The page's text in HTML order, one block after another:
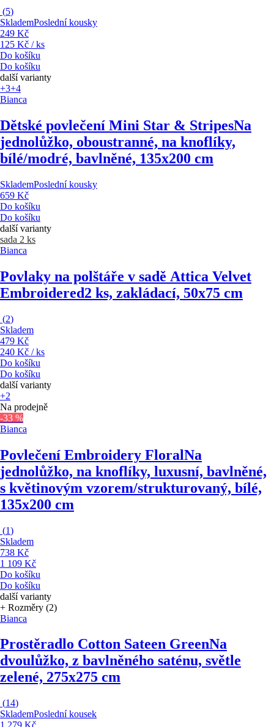
(5)
SklademPoslední kousky
249 Kč
125 Kč / ks
Do košíku
Do košíku
další varianty
+3+4
Bianca
Dětské povlečení Mini Star & StripesNa
jednolůžko, oboustranné, na knoflíky,
bílé/modré, bavlněné, 135x200 cm
SklademPoslední kousky
659 Kč
Do košíku
Do košíku
další varianty
sada 2 ks
Bianca
Povlaky na polštáře v sadě Attica Velvet
Embroidered2 ks, zakládací, 50x75 cm
(2)
Skladem
479 Kč
240 Kč / ks
Do košíku
Do košíku
další varianty
+2
Na prodejně
-33 %
Bianca
Povlečení Embroidery FloralNa
jednolůžko, na knoflíky, luxusní, bavlněné,
s květinovým vzorem/strukturovaný, bílé,
135x200 cm
(1)
Skladem
738 Kč
1 109 Kč
Do košíku
Do košíku
další varianty
+ Rozměry (2)
Bianca
Prostěradlo Cotton Sateen GreenNa
dvoulůžko, z bavlněného saténu, světle
zelené, 275x275 cm
(14)
SklademPoslední kousek